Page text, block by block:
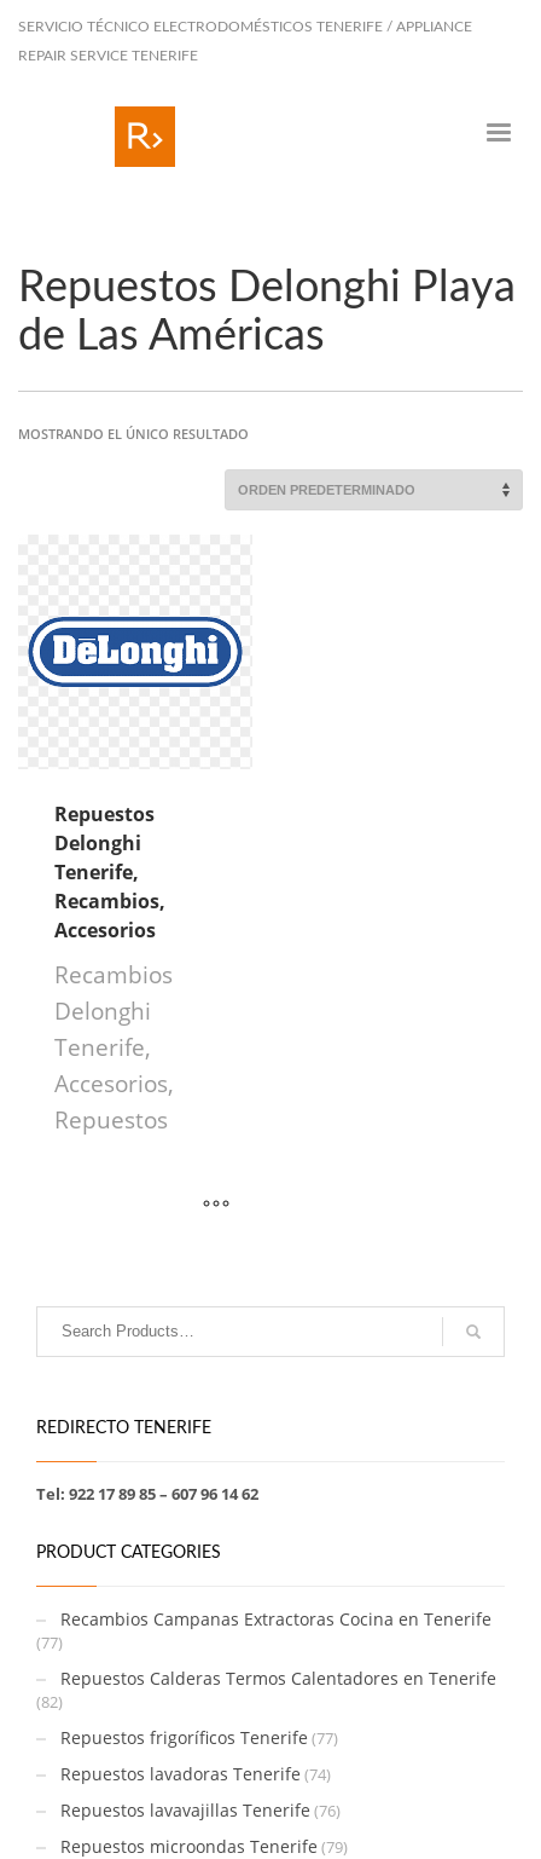
SERVICIO TÉCNICO ELECTRODOMÉSTICOS TENERIFE / APPLIANCE
REPAIR SERVICE TENERIFE
Repuestos Delonghi Playa
de Las Américas
MOSTRANDO EL ÚNICO RESULTADO
Repuestos
Delonghi
Tenerife,
Recambios,
Accesorios
Recambios
Delonghi
Tenerife,
Accesorios,
Repuestos
REDIRECTO TENERIFE
Tel: 922 17 89 85 – 607 96 14 62
PRODUCT CATEGORIES
Recambios Campanas Extractoras Cocina en Tenerife
(77)
Repuestos Calderas Termos Calentadores en Tenerife
(82)
Repuestos frigoríficos Tenerife (77)
Repuestos lavadoras Tenerife (74)
Repuestos lavavajillas Tenerife (76)
Repuestos microondas Tenerife (79)